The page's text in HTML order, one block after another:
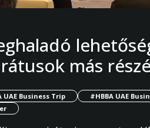
más
UAE Business Trip
#HBBA UAE